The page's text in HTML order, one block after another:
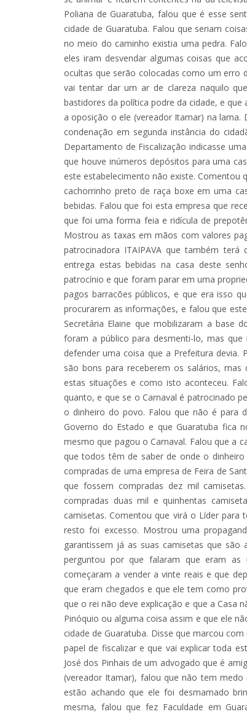
Poliana de Guaratuba, falou que é esse
cidade de Guaratuba. Falou que seriam
no meio do caminho existia uma pedra.
eles iram desvendar algumas coisas que
ocultas que serão colocadas como um erro
vai tentar dar um ar de clareza naquilo
bastidores da política podre da cidade, e
a oposição o ele (vereador Itamar) na
condenação em segunda instância do
Departamento de Fiscalização indicasse
que houve inúmeros depósitos para uma
este estabelecimento não existe. Comentou
cachorrinho preto de raça boxe em uma
bebidas. Falou que foi esta empresa que
que foi uma forma feia e ridícula de
Mostrou as taxas em mãos com valores
patrocinadora ITAIPAVA que também
entrega estas bebidas na casa deste
patrocínio e que foram parar em uma
pagos barracões públicos, e que era isso
procurarem as informações, e falou que
Secretária Elaine que mobilizaram a base
foram a público para desmenti-lo, mas
defender uma coisa que a Prefeitura devia.
são bons para receberem os salários,
estas situações e como isto aconteceu.
quanto, e que se o Carnaval é patrocinado
o dinheiro do povo. Falou que não é para
Governo do Estado e que Guaratuba fica
mesmo que pagou o Carnaval. Falou que a
que todos têm de saber de onde o
compradas de uma empresa de Feira de
que fossem compradas dez mil
compradas duas mil e quinhentas
camisetas. Comentou que virá o Líder
resto foi excesso. Mostrou uma
garantissem já as suas camisetas que são
perguntou por que falaram que eram as
começaram a vender a vinte reais e que
que eram chegados e que ele tem como
que o rei não deve explicação e que a Casa
Pinóquio ou alguma coisa assim e que ele
cidade de Guaratuba. Disse que marcou
papel de fiscalizar e que vai explicar toda
José dos Pinhais de um advogado que é
(vereador Itamar), falou que não tem
estão achando que ele foi desmamado
mesma, falou que fez Faculdade em